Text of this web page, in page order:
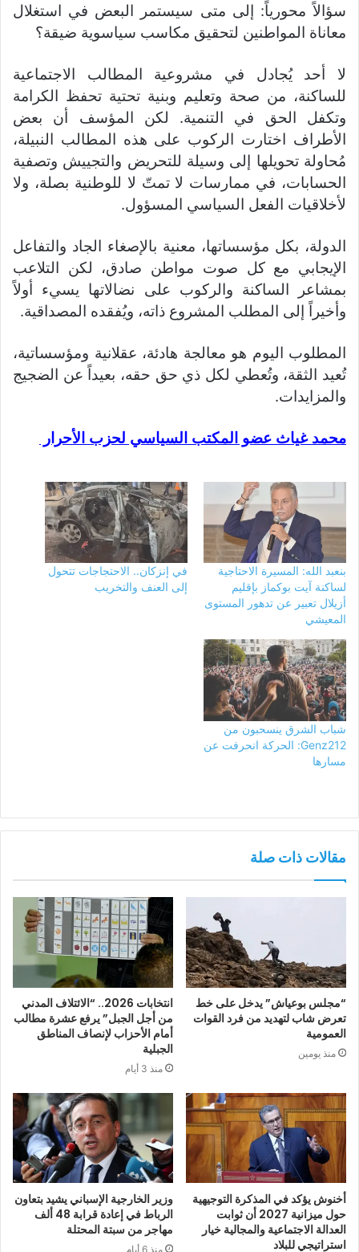
سؤالاً محورياً: إلى متى سيستمر البعض في استغلال
معاناة المواطنين لتحقيق مكاسب سياسوية ضيقة؟
لا أحد يُجادل في مشروعية المطالب الاجتماعية
للساكنة، من صحة وتعليم وبنية تحتية تحفظ الكرامة
وتكفل الحق في التنمية. لكن المؤسف أن بعض
الأطراف اختارت الركوب على هذه المطالب النبيلة،
مُحاولة تحويلها إلى وسيلة للتحريض والتجييش وتصفية
الحسابات، في ممارسات لا تمتّ لا للوطنية بصلة، ولا
لأخلاقيات الفعل السياسي المسؤول.
الدولة، بكل مؤسساتها، معنية بالإصغاء الجاد والتفاعل
الإيجابي مع كل صوت مواطن صادق، لكن التلاعب
بمشاعر الساكنة والركوب على نضالاتها يسيء أولاً
وأخيراً إلى المطلب المشروع ذاته، ويُفقده المصداقية.
المطلوب اليوم هو معالجة هادئة، عقلانية ومؤسساتية،
تُعيد الثقة، وتُعطي لكل ذي حق حقه، بعيداً عن الضجيج
والمزايدات.
محمد غياث عضو المكتب السياسي لحزب الأحرار
بنعبد الله: المسيرة الاحتاجية
لساكنة آيت بوكماز بإقليم
أزيلال تعبير عن تدهور المستوى
المعيشي
في إنزكان.. الاحتجاجات تتحول
إلى العنف والتخريب
شباب الشرق ينسحبون من
Genz212: الحركة انحرفت عن
مسارها
مقالات ذات صلة
“مجلس بوعياش” يدخل على خط
تعرض شاب لتهديد من فرد القوات
العمومية
منذ يومين
انتخابات 2026.. “الائتلاف المدني
من أجل الجبل” يرفع عشرة مطالب
أمام الأحزاب لإنصاف المناطق
الجبلية
منذ 3 أيام
أخنوش يؤكد في المذكرة التوجيهية
حول ميزانية 2027 أن ثوابت
العدالة الاجتماعية والمجالية خيار
استراتيجي للبلاد
وزير الخارجية الإسباني يشيد بتعاون
الرباط في إعادة قرابة 48 ألف
مهاجر من سبتة المحتلة
منذ 6 أيام